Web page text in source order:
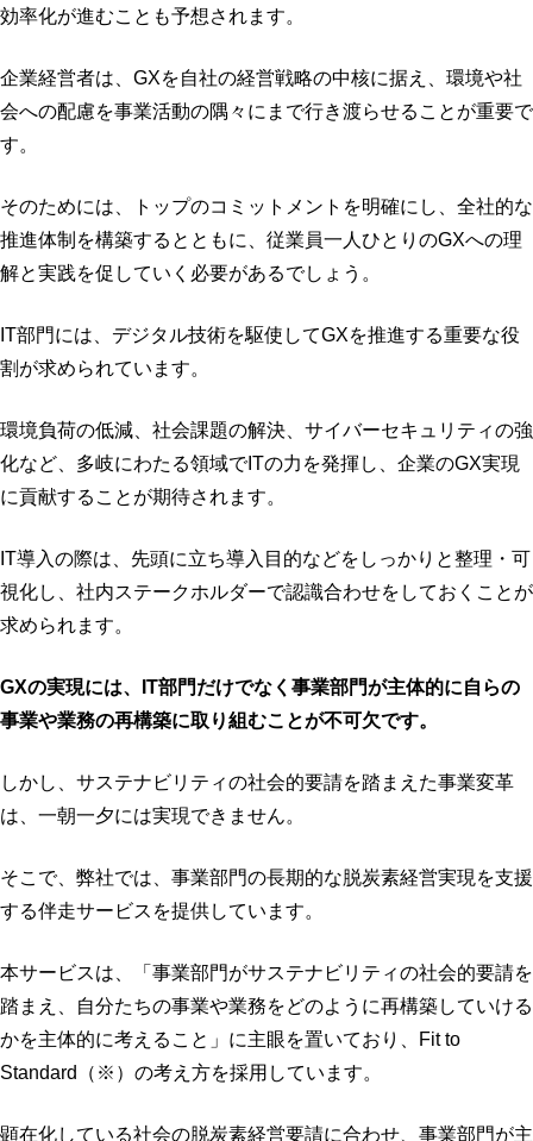
効率化が進むことも予想されます。
企業経営者は、GXを自社の経営戦略の中核に据え、環境や社
会への配慮を事業活動の隅々にまで行き渡らせることが重要で
す。
そのためには、トップのコミットメントを明確にし、全社的な
推進体制を構築するとともに、従業員一人ひとりのGXへの理
解と実践を促していく必要があるでしょう。
IT部門には、デジタル技術を駆使してGXを推進する重要な役
割が求められています。
環境負荷の低減、社会課題の解決、サイバーセキュリティの強
化など、多岐にわたる領域でITの力を発揮し、企業のGX実現
に貢献することが期待されます。
IT導入の際は、先頭に立ち導入目的などをしっかりと整理・可
視化し、社内ステークホルダーで認識合わせをしておくことが
求められます。
GXの実現には、IT部門だけでなく事業部門が主体的に自らの
事業や業務の再構築に取り組むことが不可欠です。
しかし、サステナビリティの社会的要請を踏まえた事業変革
は、一朝一夕には実現できません。
そこで、弊社では、事業部門の長期的な脱炭素経営実現を支援
する伴走サービスを提供しています。
本サービスは、「事業部門がサステナビリティの社会的要請を
踏まえ、自分たちの事業や業務をどのように再構築していける
かを主体的に考えること」に主眼を置いており、Fit to
Standard（※）の考え方を採用しています。
顕在化している社会の脱炭素経営要請に合わせ、事業部門が主